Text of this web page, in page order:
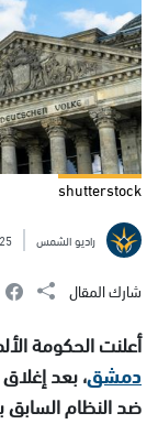
shutterstock
راديو الشمس
شارك المقال
أعلنت الحكومة
دمشق
ضد النظام السابق